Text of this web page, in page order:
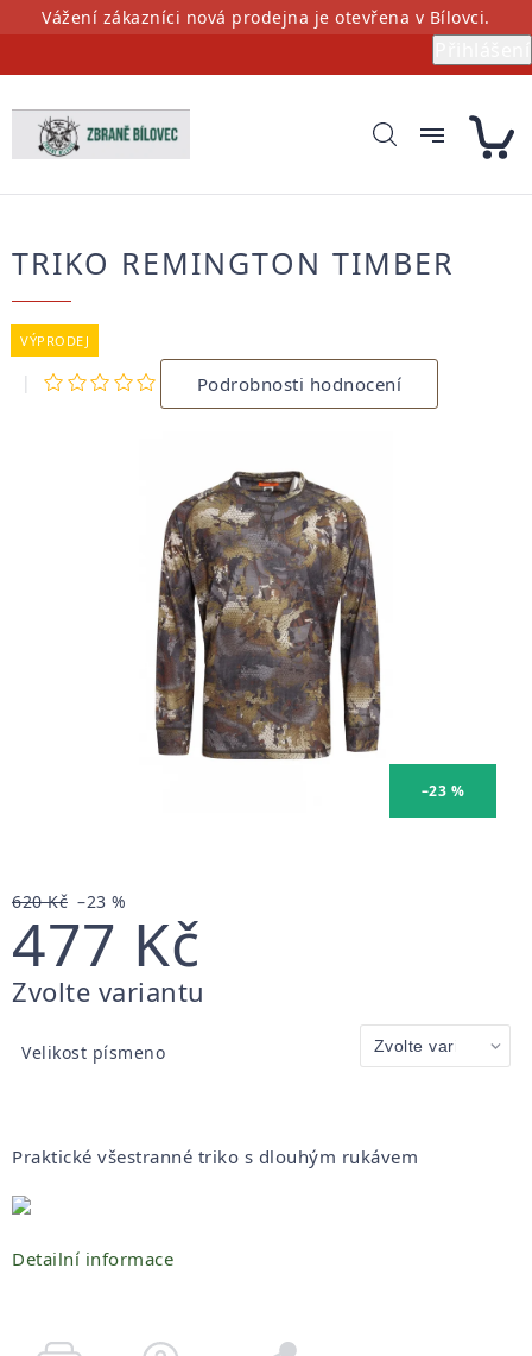
PřejítVážení zákazníci nová prodejna je otevřena v Bílovci.
TRIKO REMINGTON TIMBER
VÝPRODEJ
Průměrné
hodnocení
produktu
hvězdiček.
Podrobnosti hodnocení
–23 %
620 Kč –23 %
477 Kč
Měrná
Zvolte variantu
Velikost písmeno
Praktické všestranné triko s dlouhým rukávem
Detailní informace